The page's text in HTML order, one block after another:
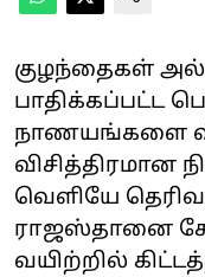
குழந்தைகள்
பாதிக்கப்பட்ட
நாணயங்களை
விசித்திரமான
வெளியே
ராஜஸ்தானை
வயிற்றில்